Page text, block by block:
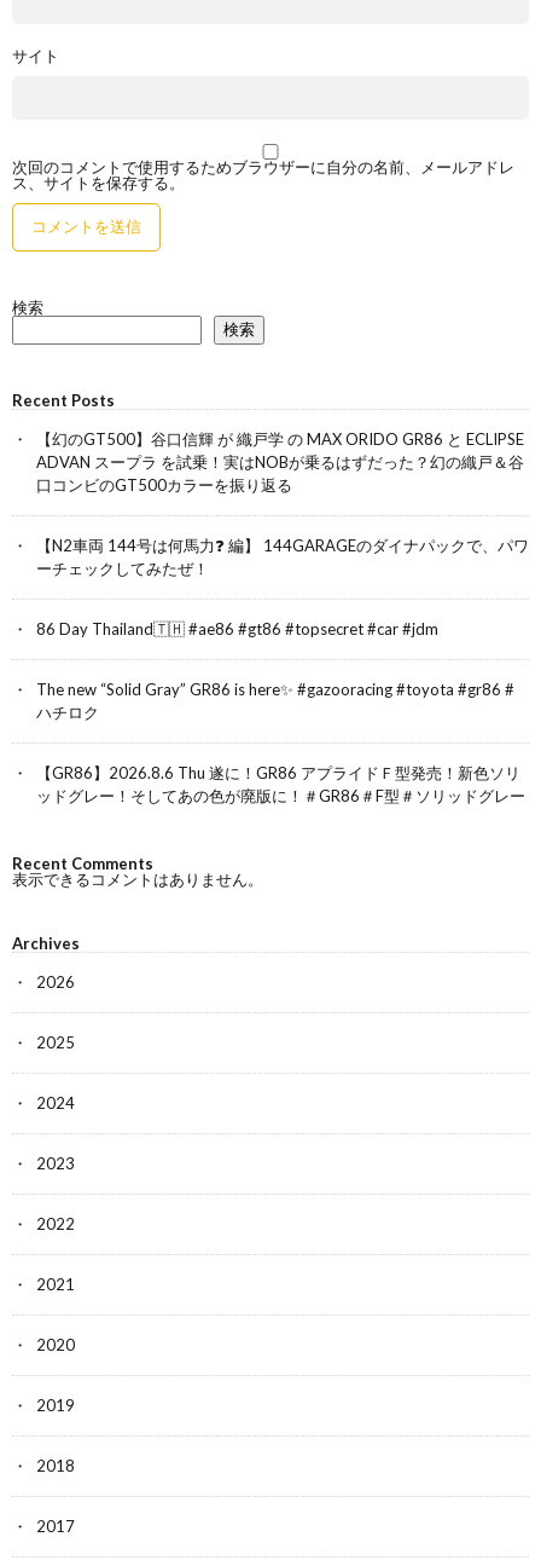
サイト
次回のコメントで使用するためブラウザーに自分の名前、メールアドレ
ス、サイトを保存する。
検索
検索
Recent Posts
【幻のGT500】谷口信輝 が 織戸学 の MAX ORIDO GR86 と ECLIPSE
ADVAN スープラ を試乗！実はNOBが乗るはずだった？幻の織戸＆谷
口コンビのGT500カラーを振り返る
【N2車両 144号は何馬力❓ 編】 144GARAGEのダイナパックで、パワ
ーチェックしてみたぜ！
86 Day Thailand🇹🇭 #ae86 #gt86 #topsecret #car #jdm
The new “Solid Gray” GR86 is here✨ #gazooracing #toyota #gr86 #
ハチロク
【GR86】2026.8.6 Thu 遂に！GR86 アプライドＦ型発売！新色ソリ
ッドグレー！そしてあの色が廃版に！＃GR86＃F型＃ソリッドグレー
Recent Comments
表示できるコメントはありません。
Archives
2026
2025
2024
2023
2022
2021
2020
2019
2018
2017